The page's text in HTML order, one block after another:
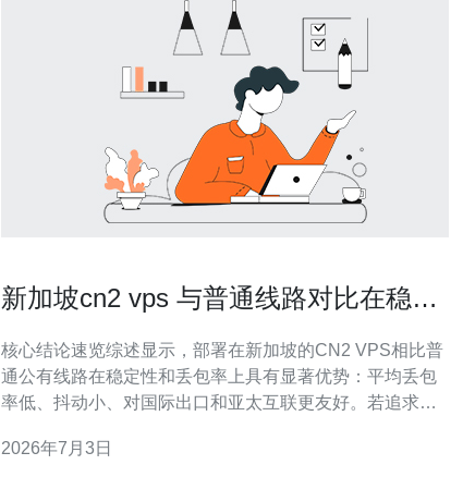
新加坡cn2 vps 与普通线路对比在稳定
核心结论速览综述显示，部署在新加坡的CN2 VPS相比普
通公有线路在稳定性和丢包率上具有显著优势：平均丢包
率低、抖动小、对国际出口和亚太互联更友好。若追求低
CN2线路产品与相关DDoS防御服务以提升生产环境的可
2026年7月3日